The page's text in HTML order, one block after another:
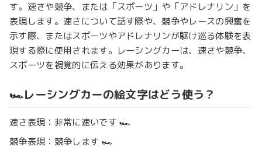
す。速さや競争、または「スポーツ」や「アドレナリン」を
表現します。速さについて話す際や、競争やレースの興奮を
示す際、またはスポーツやアドレナリンが駆け巡る体験を表
現する際に使用されます。レーシングカーは、速さや競争、
スポーツを視覚的に伝える効果があります。
🏎️レーシングカーの絵文字はどう使う？
速さ表現：非常に速いです 🏎️
競争表現：競争します 🏎️